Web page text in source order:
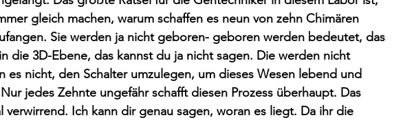
gleich machen, warum schaffen es neun von zehn Chimären
Sie werden ja nicht geboren- geboren werden bedeutet, das
die 3D-Ebene, das kannst du ja nicht sagen. Die werden nicht
es nicht, den Schalter umzulegen, um dieses Wesen lebend und
jedes Zehnte ungefähr schafft diesen Prozess überhaupt. Das
Ich kann dir genau sagen, woran es liegt. Da ihr die